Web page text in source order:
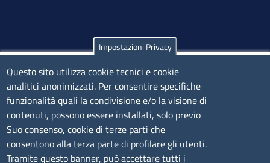
Olbia
Via Nanni 43 - 07026 Olbia
Tel. 0789 66122 | 0789 69580
mail:ufficio.olbia@ss.camcom.it
lunedì al venerdì: 9,00 - 12,00; lunedì pomeriggio: 16,00
- 17,00
Impostazioni Privacy
Questo sito utilizza cookie tecnici e cookie
analitici anonimizzati. Per consentire specifiche
funzionalità quali la condivisione e/o la visione di
contenuti, possono essere installati, solo previo
Suo consenso, cookie di terze parti che
consentono alla terza parte di profilare gli utenti.
Tramite questo banner, può accettare tutti i